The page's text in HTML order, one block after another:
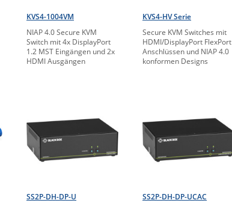
KVS4-1004VM
NIAP 4.0 Secure KVM
Switch mit 4x DisplayPort
1.2 MST Eingängen und 2x
HDMI Ausgängen
KVS4-HV Serie
Secure KVM Switches mit
HDMI/DisplayPort FlexPort
Anschlüssen und NIAP 4.0
konformen Designs
SS2P-DH-DP-U
SS2P-DH-DP-UCAC